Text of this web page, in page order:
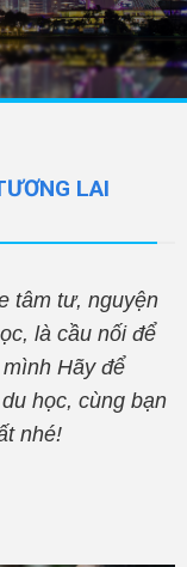
LAI
tâm tư, nguyện
là cầu nối để
Hãy để
học, cùng bạn
nhé!